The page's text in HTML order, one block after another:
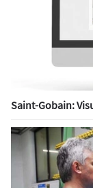
Saint-Gobain: